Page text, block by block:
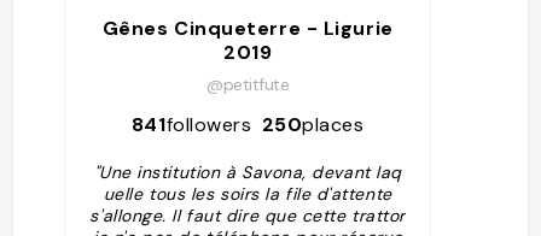
Gênes Cinqueterre - Ligurie
2019
@petitfute
841followers 250places
"Une institution à Savona, devant laq
uelle tous les soirs la file d'attente
s'allonge. Il faut dire que cette trattor